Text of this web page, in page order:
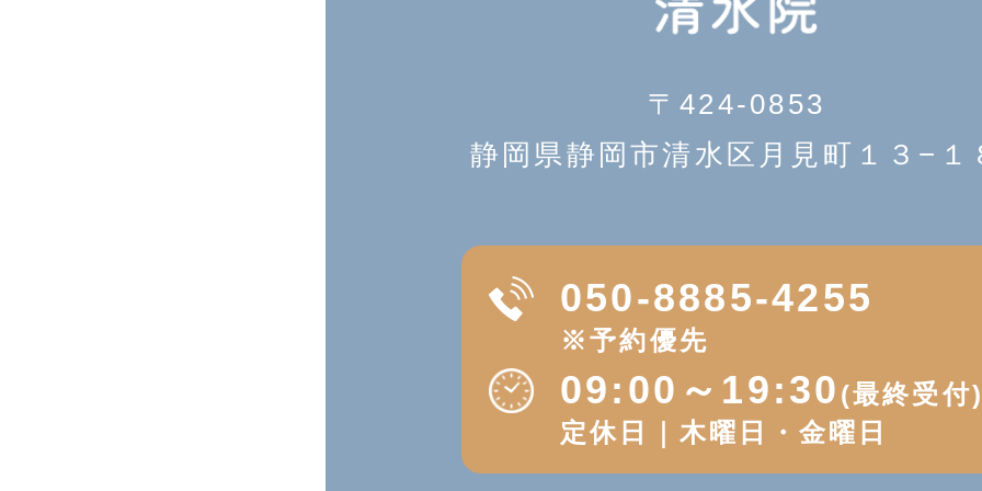
〒424-0853
静岡県静岡市清水区月見町１３−１
050-8885-4255
※予約優先
09:00～19:30 (最終受付
定休日｜木曜日・金曜日